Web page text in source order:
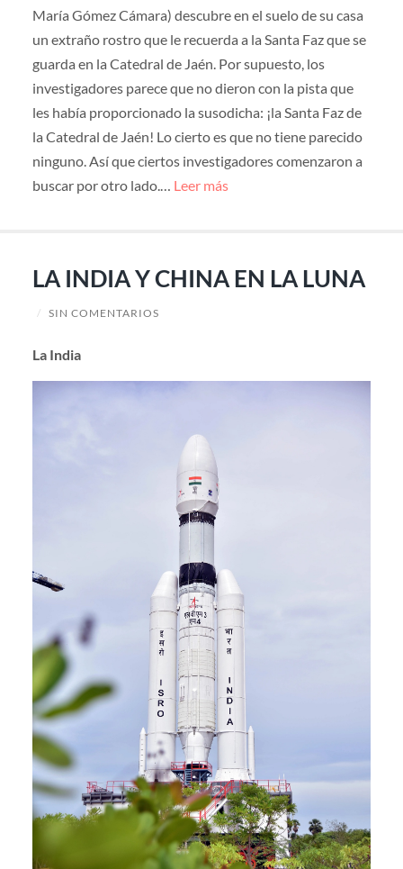
María Gómez Cámara) descubre en el suelo de su casa
un extraño rostro que le recuerda a la Santa Faz que se
guarda en la Catedral de Jaén. Por supuesto, los
investigadores parece que no dieron con la pista que
les había proporcionado la susodicha: ¡la Santa Faz de
la Catedral de Jaén! Lo cierto es que no tiene parecido
ninguno. Así que ciertos investigadores comenzaron a
buscar por otro lado.… Leer más
LA INDIA Y CHINA EN LA LUNA
/ SIN COMENTARIOS
La India